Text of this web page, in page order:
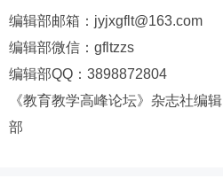
编辑部邮箱：jyjxgflt@163.com
编辑部微信：gfltzzs
编辑部QQ：3898872804
《教育教学高峰论坛》杂志社编辑
部